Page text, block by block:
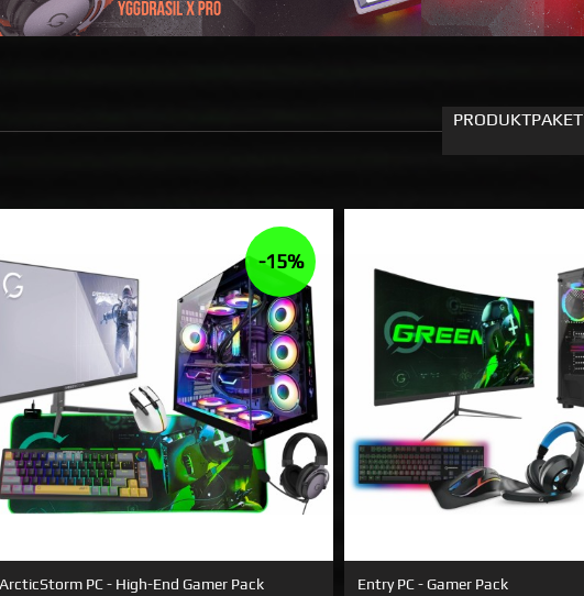
PRODUKTPAKET
ArcticStorm PC - High-End Gamer Pack
-15%
Entry PC - Gamer Pack